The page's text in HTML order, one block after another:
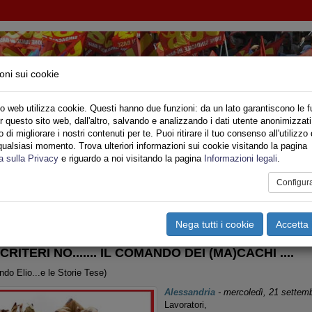
SINDACALE DI BASE SETTORE VIGILI DEL
Privato Territori Sociale Speciali Multimedia
NO....... IL COMANDO DEI (MA)CACHI ....
Elio...e le Storie Tese)
Alessandria- mercoledì, 21
Lavoratori,
sui cookie
web utilizza cookie. Questi hanno due funzioni: da un lato garantiscono le
questo sito web, dall'altro, salvando e analizzando i dati utente
di migliorare i nostri contenuti per te. Puoi ritirare il tuo consenso all'utilizzo
momento. Trova ulteriori informazioni sui cookie visitando la pagina
sulla Privacy e riguardo a noi visitando la pagina Informazioni legali.
Nega tutti i cookie Accetta